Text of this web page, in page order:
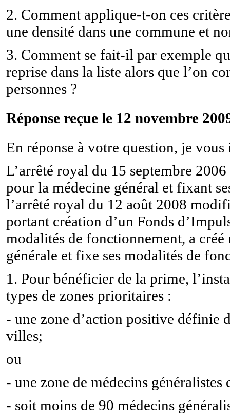
2. Comment applique-t-on ces
une densité dans une commune et
3. Comment se fait-il par exemple
reprise dans la liste alors que l’on
personnes ?
Réponse reçue le 12 novembre
En réponse à votre question, je
L’arrêté royal du 15 septembre
pour la médecine général et fixant
l’arrêté royal du 12 août 2008
portant création d’un Fonds
modalités de fonctionnement, a
générale et fixe ses modalités de
1. Pour bénéficier de la prime,
types de zones prioritaires :
- une zone d’action positive définie
villes;
ou
- une zone de médecins généralistes
- soit moins de 90 médecins